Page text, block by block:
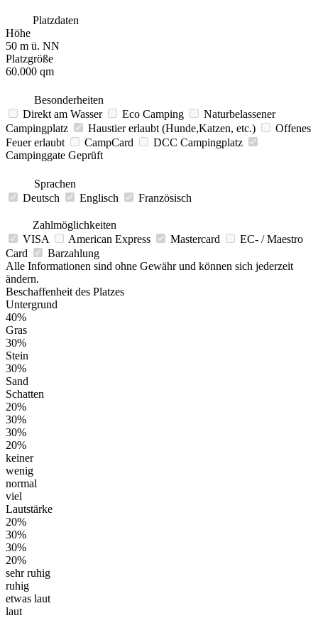
Platzdaten
Höhe
50 m ü. NN
Platzgröße
60.000 qm
Besonderheiten
Direkt am Wasser
Eco Camping
Naturbelassener
Campingplatz
Haustier erlaubt (Hunde,Katzen, etc.)
Offenes
Feuer erlaubt
CampCard
DCC Campingplatz
Campinggate Geprüft
Sprachen
Deutsch
Englisch Französisch
Zahlmöglichkeiten
VISA
American Express Mastercard
EC- / Maestro
Card
Barzahlung
Alle Informationen sind ohne Gewähr und können sich jederzeit
ändern.
Beschaffenheit des Platzes
Untergrund
40%
Gras
30%
Stein
30%
Sand
Schatten
20%
30%
30%
20%
keiner
wenig
normal
viel
Lautstärke
20%
30%
30%
20%
sehr ruhig
ruhig
etwas laut
laut